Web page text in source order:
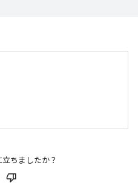
ちましたか？